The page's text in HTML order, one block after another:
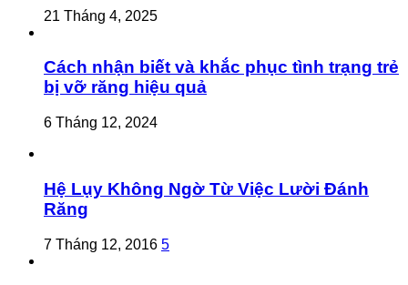
21 Tháng 4, 2025
Cách nhận biết và khắc phục tình trạng trẻ
bị vỡ răng hiệu quả
6 Tháng 12, 2024
Hệ Lụy Không Ngờ Từ Việc Lười Đánh
Răng
7 Tháng 12, 2016 5